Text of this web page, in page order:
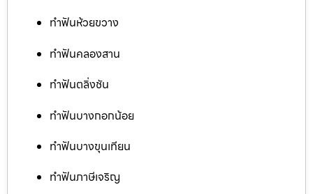
ทำฟันห้วยขวาง
ทำฟันคลองสาน
ทำฟันตลิ่งชัน
ทำฟันบางกอกน้อย
ทำฟันบางขุนเทียน
ทำฟันภาษีเจริญ